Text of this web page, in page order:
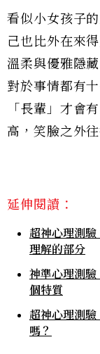
看似小女孩子
己也比外在來
溫柔與優雅隱
對於事情都有
「長輩」才會
高，笑臉之外
延伸閱讀：
超神心理測
理解的部分
神準心理測
個特質
超神心理測
嗎？